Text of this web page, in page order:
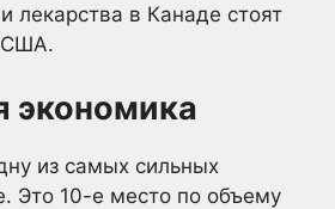
лекарства в Канаде стоят
США.
экономика
из самых сильных
Это 10-е место по объему